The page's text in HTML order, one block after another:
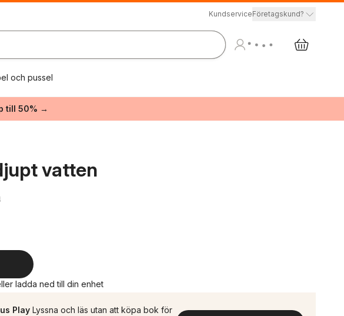
KundserviceFöretagskund?
och pussel
till 50% →
vatten
ladda ned till din enhet
Play Lyssna och läs utan att köpa bok för